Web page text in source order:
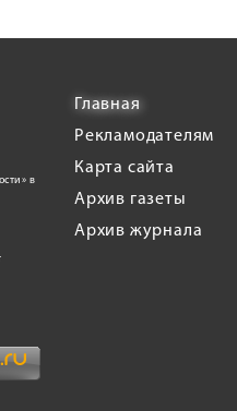
в
Главная
Рекламодателям
Карта сайта
Архив газеты
Архив журнала